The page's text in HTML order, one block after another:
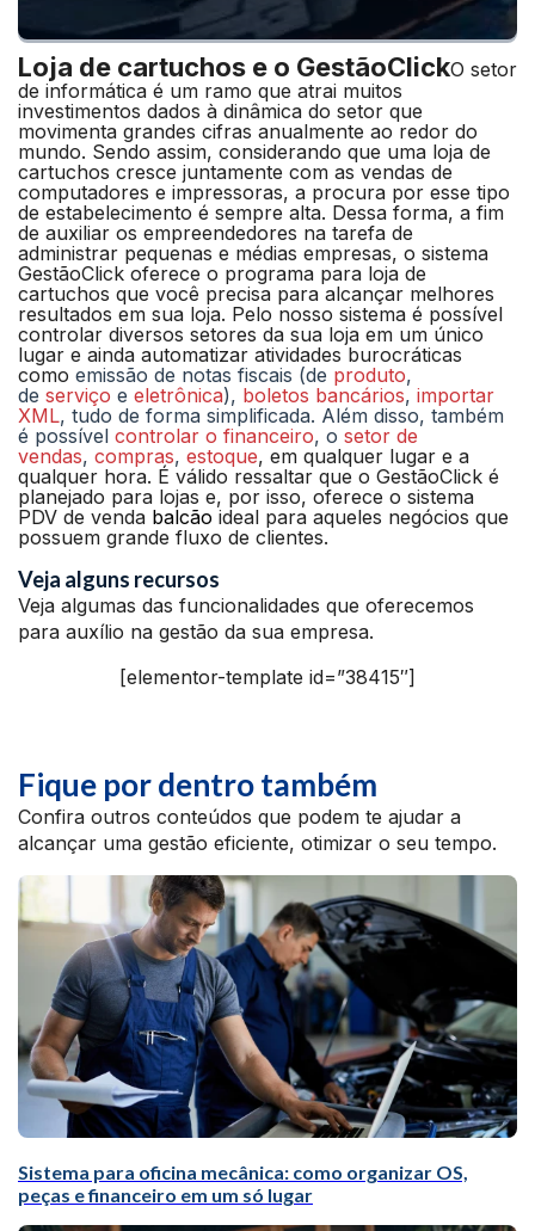
Loja de cartuchos e o GestãoClickO setor
de informática é um ramo que atrai muitos
investimentos dados à dinâmica do setor que
movimenta grandes cifras anualmente ao redor do
mundo. Sendo assim, considerando que uma loja de
cartuchos cresce juntamente com as vendas de
computadores e impressoras, a procura por esse tipo
de estabelecimento é sempre alta. Dessa forma, a fim
de auxiliar os empreendedores na tarefa de
administrar pequenas e médias empresas, o sistema
GestãoClick oferece o programa para loja de
cartuchos que você precisa para alcançar melhores
resultados em sua loja. Pelo nosso sistema é possível
controlar diversos setores da sua loja em um único
lugar e ainda automatizar atividades burocráticas
como emissão de notas fiscais (de produto,
de serviço e eletrônica), boletos bancários, importar
XML, tudo de forma simplificada. Além disso, também
é possível controlar o financeiro, o setor de
vendas, compras, estoque, em qualquer lugar e a
qualquer hora. É válido ressaltar que o GestãoClick é
planejado para lojas e, por isso, oferece o sistema
PDV de venda balcão ideal para aqueles negócios que
possuem grande fluxo de clientes.
Veja alguns recursos
Veja algumas das funcionalidades que oferecemos
para auxílio na gestão da sua empresa.
[elementor-template id=”38415″]
Fique por dentro também
Confira outros conteúdos que podem te ajudar a
alcançar uma gestão eficiente, otimizar o seu tempo.
Sistema para oficina mecânica: como organizar OS,
peças e financeiro em um só lugar